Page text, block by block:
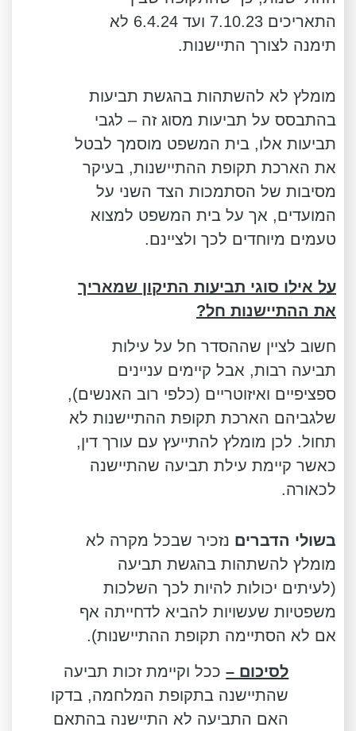
התאריכים 7.10.23 ועד 6.4.24 לא
תימנה לצורך התיישנות.
מומלץ לא להשתהות בהגשת תביעות
בהתבסס על תביעות מסוג זה – לגבי
תביעות אלו, בית המשפט מוסמך לבטל
את הארכת תקופת ההתיישנות, בעיקר
מסיבות של הסתמכות הצד השני על
המועדים, אך על בית המשפט למצוא
טעמים מיוחדים לכך ולציינם.
על אילו סוגי תביעות התיקון שמאריך
את ההתיישנות חל?
חשוב לציין שההסדר חל על עילות
תביעה רבות, אבל קיימים עניינים
ספציפיים ואיזוטריים (כלפי רוב האנשים),
שלגביהם הארכת תקופת ההתיישנות לא
תחול. לכן מומלץ להתייעץ עם עורך דין,
כאשר קיימת עילת תביעה שהתיישנה
לכאורה.
בשולי הדברים נזכיר שבכל מקרה לא
מומלץ להשתהות בהגשת תביעה
(לעיתים יכולות להיות לכך השלכות
משפטיות שעשויות להביא לדחייתה אף
אם לא הסתיימה תקופת ההתיישנות).
לסיכום –ככל וקיימת זכות תביעה
שהתיישנה בתקופת המלחמה, בדקו
האם התביעה לא התיישנה בהתאם